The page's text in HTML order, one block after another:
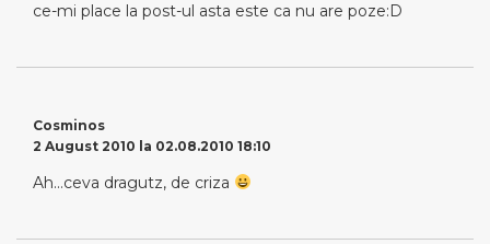
ce-mi place la post-ul asta este ca nu are poze:D
Cosminos
2 August 2010 la 02.08.2010 18:10
Ah…ceva dragutz, de criza